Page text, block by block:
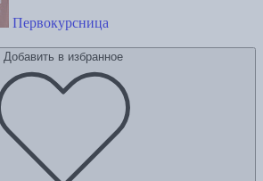
Первокурсница
Добавить в избранное